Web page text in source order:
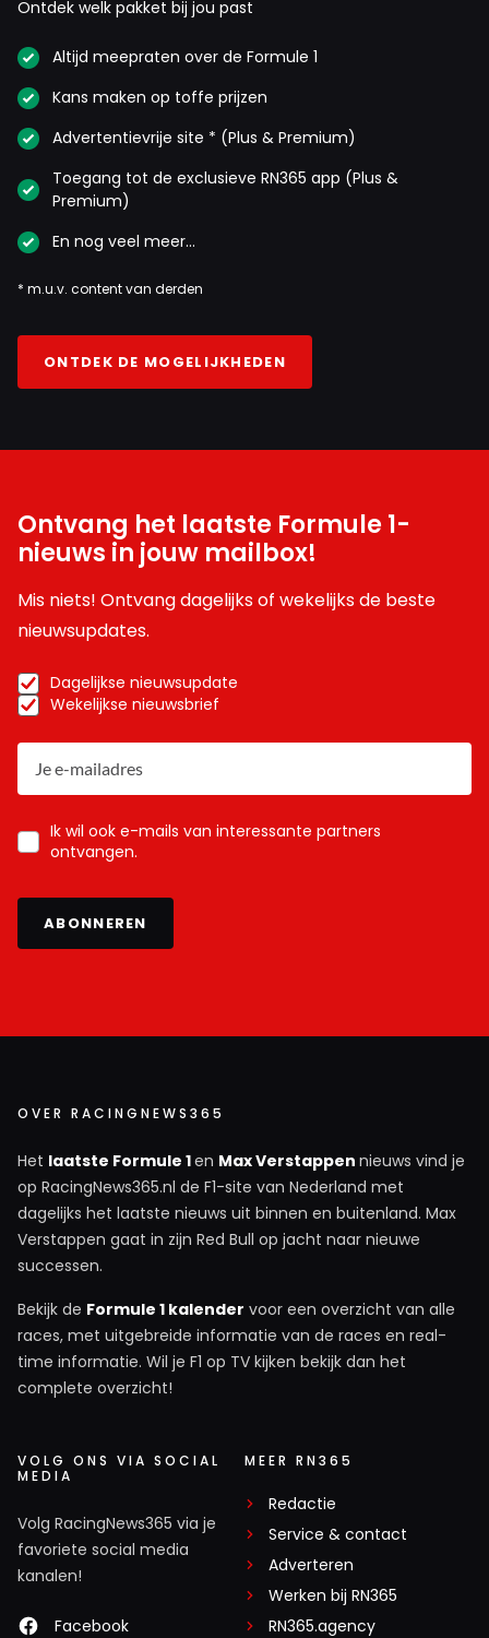
Ontdek welk pakket bij jou past
Altijd meepraten over de Formule 1
Kans maken op toffe prijzen
Advertentievrije site * (Plus & Premium)
Toegang tot de exclusieve RN365 app (Plus &
Premium)
En nog veel meer…
* m.u.v. content van derden
ONTDEK DE MOGELIJKHEDEN
Ontvang het laatste Formule 1-
nieuws in jouw mailbox!
Mis niets! Ontvang dagelijks of wekelijks de beste
nieuwsupdates.
Dagelijkse nieuwsupdate
Wekelijkse nieuwsbrief
Ik wil ook e-mails van interessante partners
ontvangen.
ABONNEREN
OVER RACINGNEWS365
Het laatste Formule 1en Max Verstappen nieuws vind je
op RacingNews365.nl de F1-site van Nederland met
dagelijks het laatste nieuws uit binnen en buitenland. Max
Verstappen gaat in zijn Red Bull op jacht naar nieuwe
successen.
Bekijk de Formule 1 kalender voor een overzicht van alle
races, met uitgebreide informatie van de races en real-
time informatie. Wil je F1 op TV kijken bekijk dan het
complete overzicht!
VOLG ONS VIA SOCIAL
MEDIA
Volg RacingNews365 via je
favoriete social media
kanalen!
Facebook
MEER RN365
Redactie
Service & contact
Adverteren
Werken bij RN365
RN365.agency